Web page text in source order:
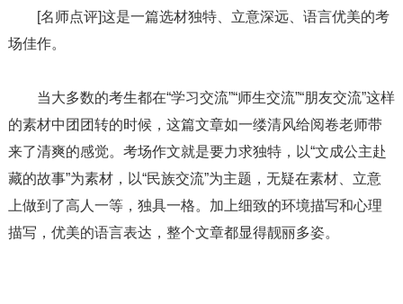
[名师点评]这是一篇选材独特、立意深远、语言优美的考
场佳作。
当大多数的考生都在“学习交流”“师生交流”“朋友交流”这样
的素材中团团转的时候，这篇文章如一缕清风给阅卷老师带
来了清爽的感觉。考场作文就是要力求独特，以“文成公主赴
藏的故事”为素材，以“民族交流”为主题，无疑在素材、立意
上做到了高人一等，独具一格。加上细致的环境描写和心理
描写，优美的语言表达，整个文章都显得靓丽多姿。